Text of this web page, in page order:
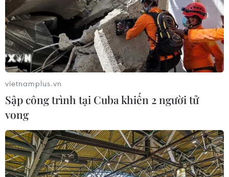
TIN CÙNG CHUYÊN MỤC
vietnamplus.vn
Sập công trình tại Cuba khiến 2 người tử
vong